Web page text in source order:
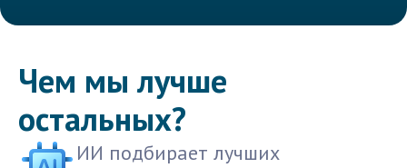
Чем мы лучше
остальных?
ИИ подбирает лучших